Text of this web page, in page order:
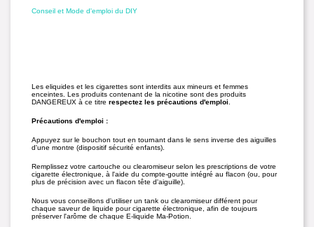
Conseil et Mode d'emploi du DIY
Les eliquides et les cigarettes sont interdits aux mineurs et femmes
enceintes. Les produits contenant de la nicotine sont des produits
DANGEREUX à ce titre respectez les précautions d'emploi
Précautions d'emploi :
Appuyez sur le bouchon tout en tournant dans le sens inverse des aiguilles
d'une montre (dispositif sécurité enfants).
Remplissez votre cartouche ou clearomiseur selon les prescriptions de votre
cigarette électronique, à l'aide du compte-goutte intégré au flacon (ou, pour
plus de précision avec un flacon tête d'aiguille).
Nous vous conseillons d'utiliser un tank ou clearomiseur différent pour
chaque saveur de liquide pour cigarette électronique, afin de toujours
préserver l'arôme de chaque E-liquide Ma-Potion.